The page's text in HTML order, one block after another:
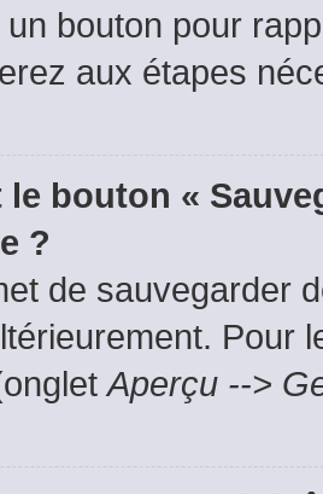
bouton pour
aux étapes
bouton «
?
de sauvegarder
Pour
Aperçu -->